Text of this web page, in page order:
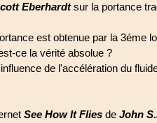
Eberhardtsur la portance
est obtenue par la 3éme
ce la vérité absolue ?
de l'accélération du
See How It Fliesde John